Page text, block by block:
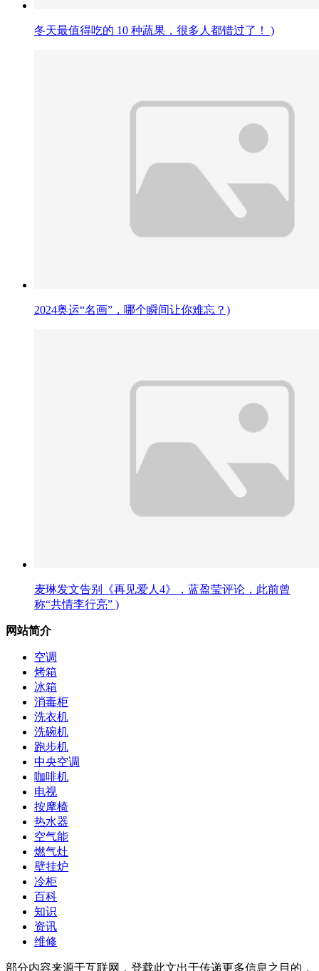
冬天最值得吃的 10 种蔬果，很多人都错过了！ )
2024奥运“名画”，哪个瞬间让你难忘？)
麦琳发文告别《再见爱人4》，蓝盈莹评论，此前曾
称“共情李行亮” )
网站简介
空调
烤箱
冰箱
消毒柜
洗衣机
洗碗机
跑步机
中央空调
咖啡机
电视
按摩椅
热水器
空气能
燃气灶
壁挂炉
冷柜
百科
知识
资讯
维修
部分内容来源于互联网，登载此文出于传递更多信息之目的，